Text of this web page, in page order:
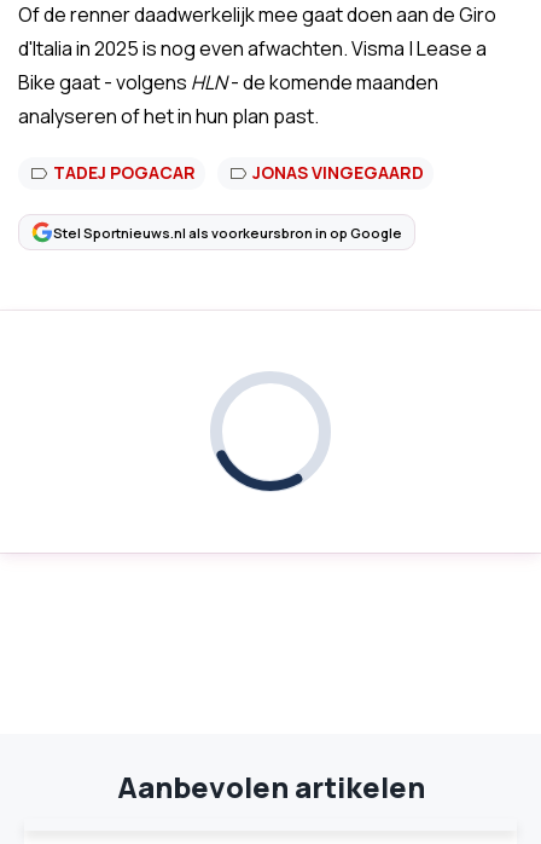
Of de renner daadwerkelijk mee gaat doen aan de Giro
d'Italia in 2025 is nog even afwachten. Visma | Lease a
Bike gaat - volgens HLN- de komende maanden
analyseren of het in hun plan past.
TADEJ POGACAR JONAS VINGEGAARD
Stel Sportnieuws.nl als voorkeursbron in op Google
Aanbevolen artikelen